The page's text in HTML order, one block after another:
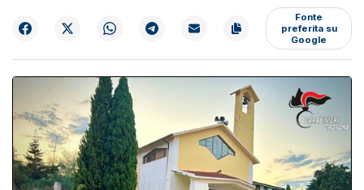
Fonte
preferita su
Google